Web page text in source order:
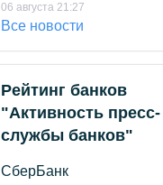
06 августа 21:27
Все новости
Рейтинг банков
"Активность пресс-
службы банков"
СберБанк